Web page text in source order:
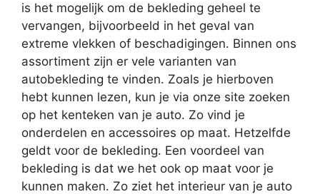
is het mogelijk om de bekleding geheel te
vervangen, bijvoorbeeld in het geval van
extreme vlekken of beschadigingen. Binnen ons
assortiment zijn er vele varianten van
autobekleding te vinden. Zoals je hierboven
hebt kunnen lezen, kun je via onze site zoeken
op het kenteken van je auto. Zo vind je
onderdelen en accessoires op maat. Hetzelfde
geldt voor de bekleding. Een voordeel van
bekleding is dat we het ook op maat voor je
kunnen maken. Zo ziet het interieur van je auto